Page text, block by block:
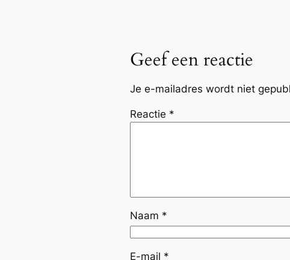
Geef een reactie
Je e-mailadres wordt niet
Reactie *
Naam *
E-mail *